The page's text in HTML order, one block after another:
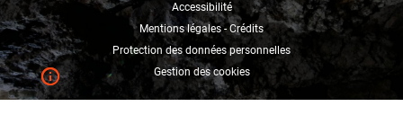
Accessibilité
Mentions légales - Crédits
Protection des données personnelles
Gestion des cookies